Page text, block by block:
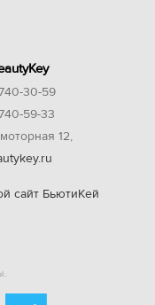
30-59
59-33
12,
сайт БьютиКей